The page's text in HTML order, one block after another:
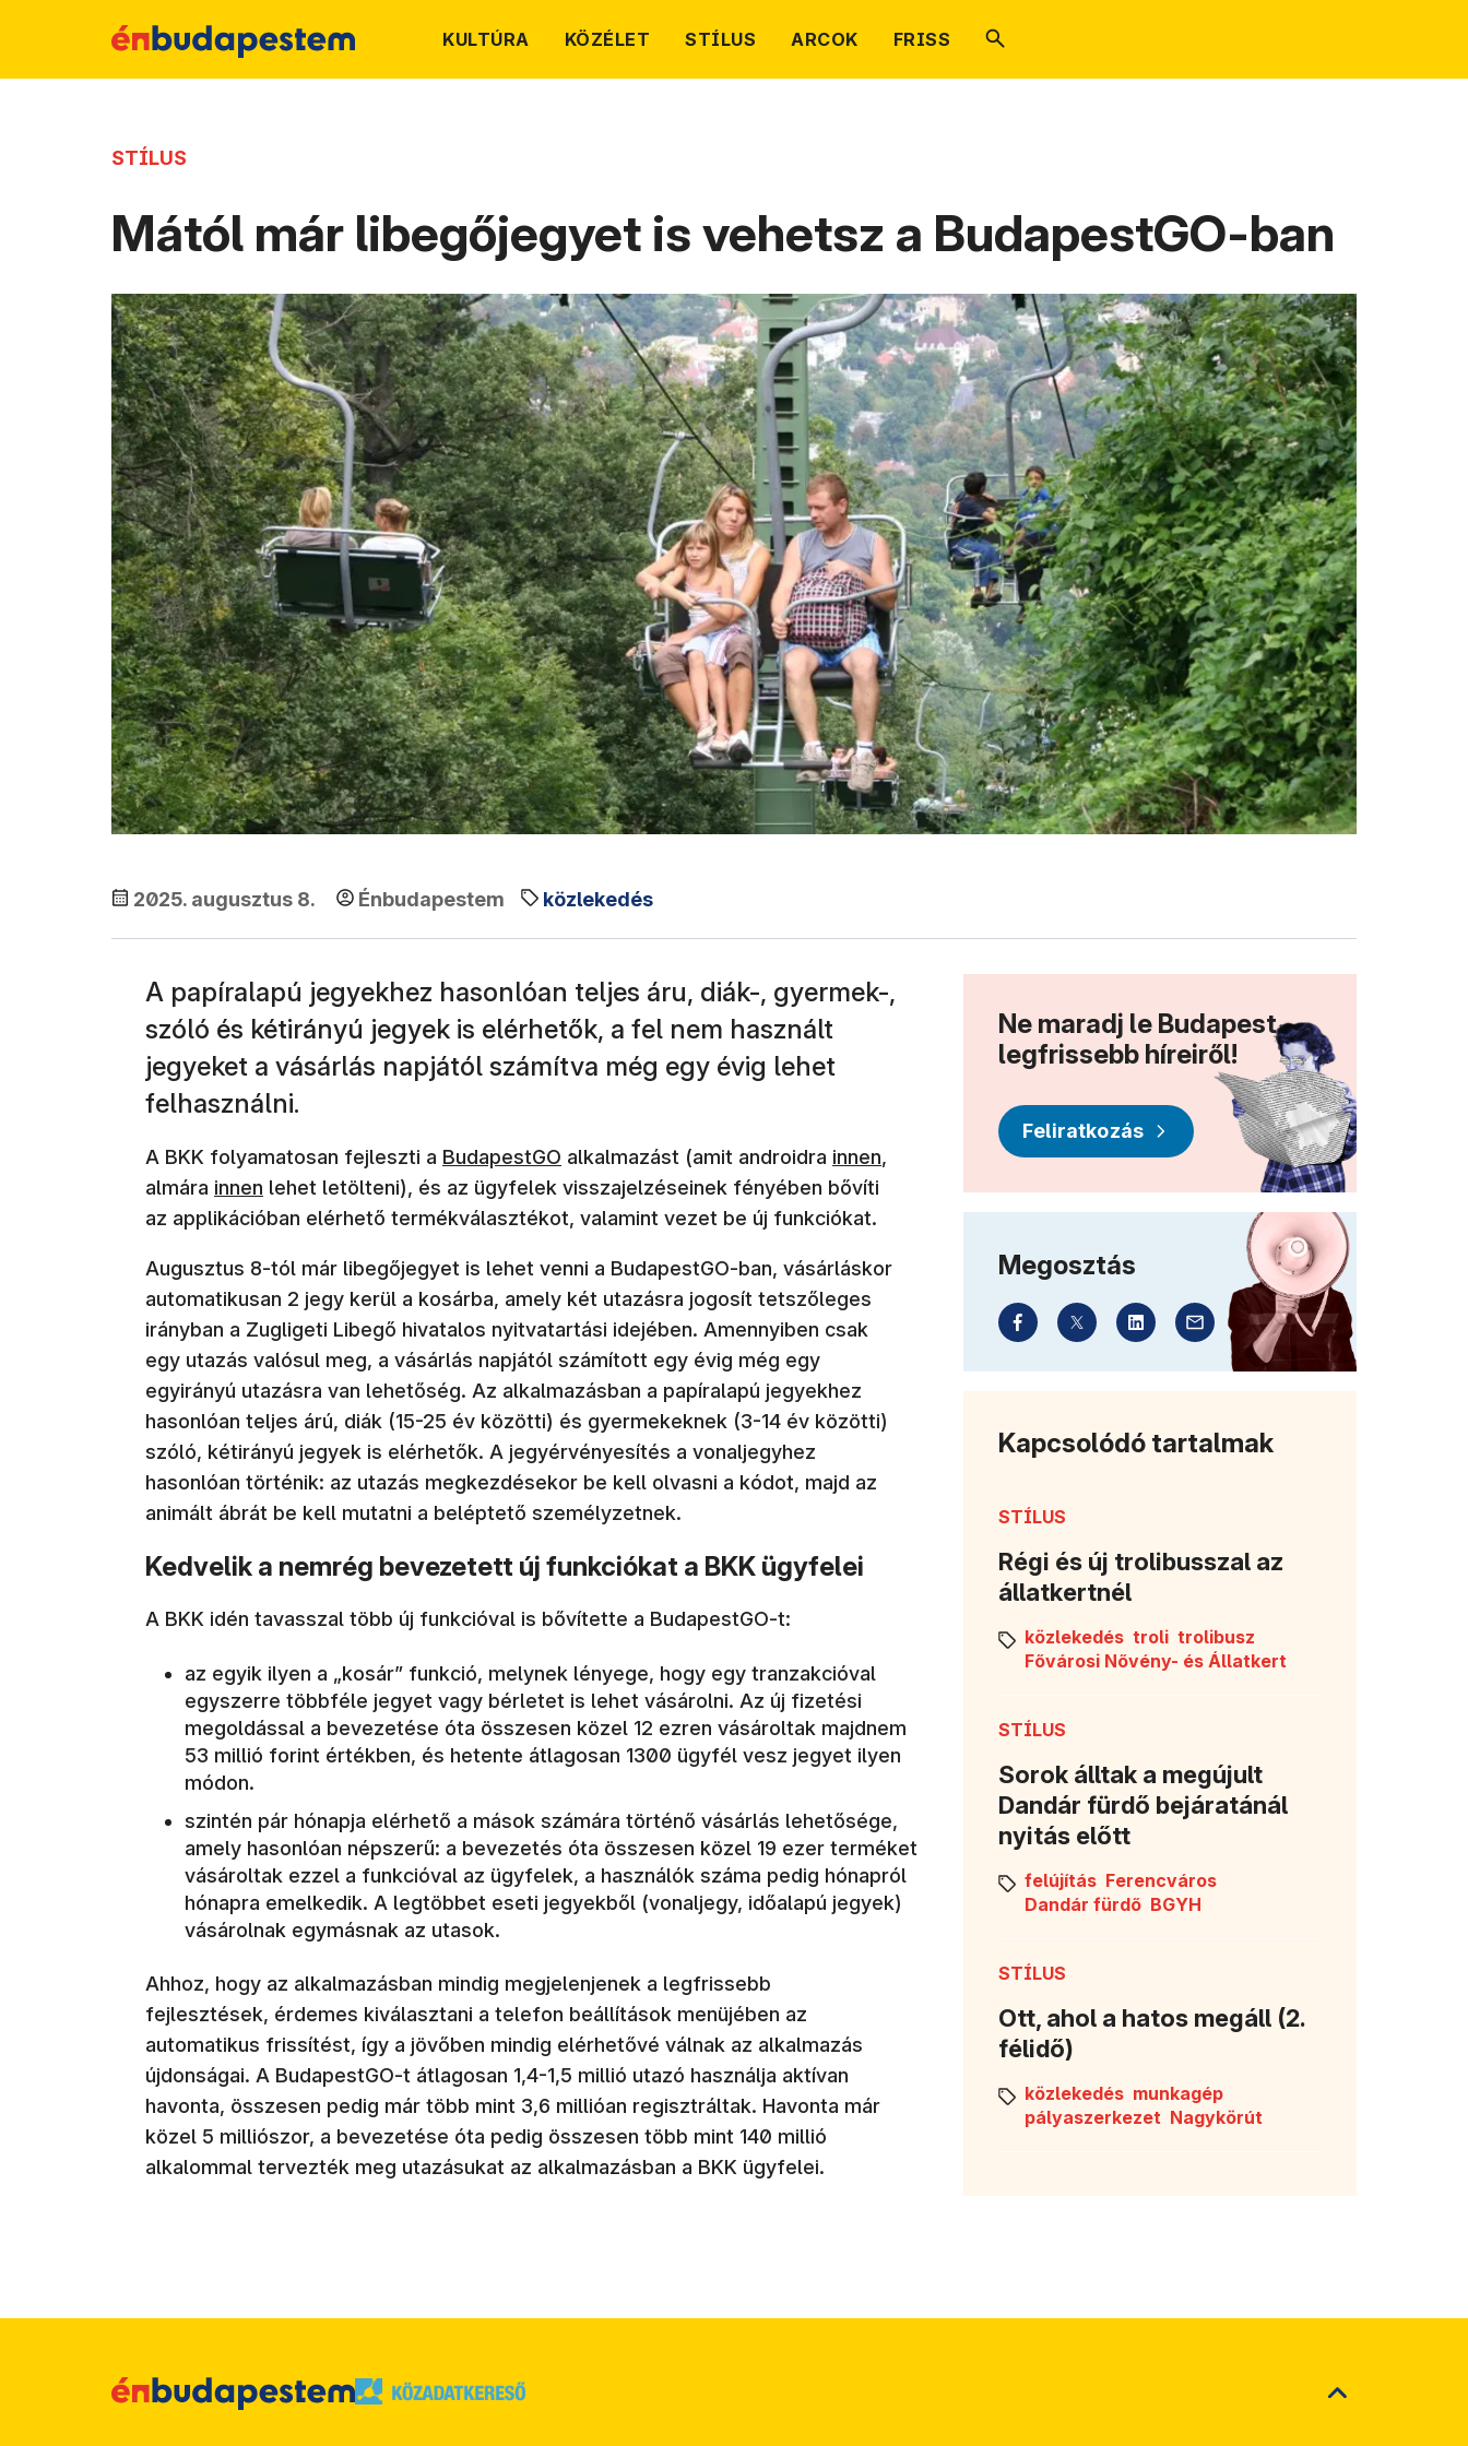
KULTÚRA KÖZÉLET STÍLUS ARCOK FRISS
STÍLUS
Mától már libegőjegyet is vehetsz a BudapestGO-ban
2025. augusztus 8. Énbudapestem közlekedés
A papíralapú jegyekhez hasonlóan teljes áru, diák-, gyermek-,
szóló és kétirányú jegyek is elérhetők, a fel nem használt
jegyeket a vásárlás napjától számítva még egy évig lehet
felhasználni.
A BKK folyamatosan fejleszti a (új ablakban nyílik meg)
BudapestGO alkalmazást (amit androidra (új ablakban nyílik meg)
innen,
almára (új ablakban nyílik meg)
innen lehet letölteni), és az ügyfelek visszajelzéseinek fényében bővíti
az applikációban elérhető termékválasztékot, valamint vezet be új funkciókat.
Augusztus 8-tól már libegőjegyet is lehet venni a BudapestGO-ban, vásárláskor
automatikusan 2 jegy kerül a kosárba, amely két utazásra jogosít tetszőleges
irányban a Zugligeti Libegő hivatalos nyitvatartási idejében. Amennyiben csak
egy utazás valósul meg, a vásárlás napjától számított egy évig még egy
egyirányú utazásra van lehetőség. Az alkalmazásban a papíralapú jegyekhez
hasonlóan teljes árú, diák (15-25 év közötti) és gyermekeknek (3-14 év közötti)
szóló, kétirányú jegyek is elérhetők. A jegyérvényesítés a vonaljegyhez
hasonlóan történik: az utazás megkezdésekor be kell olvasni a kódot, majd az
animált ábrát be kell mutatni a beléptető személyzetnek.
Kedvelik a nemrég bevezetett új funkciókat a BKK ügyfelei
A BKK idén tavasszal több új funkcióval is bővítette a BudapestGO-t:
az egyik ilyen a „kosár” funkció, melynek lényege, hogy egy tranzakcióval
egyszerre többféle jegyet vagy bérletet is lehet vásárolni. Az új fizetési
megoldással a bevezetése óta összesen közel 12 ezren vásároltak majdnem
53 millió forint értékben, és hetente átlagosan 1300 ügyfél vesz jegyet ilyen
módon.
szintén pár hónapja elérhető a mások számára történő vásárlás lehetősége,
amely hasonlóan népszerű: a bevezetés óta összesen közel 19 ezer terméket
vásároltak ezzel a funkcióval az ügyfelek, a használók száma pedig hónapról
hónapra emelkedik. A legtöbbet eseti jegyekből (vonaljegy, időalapú jegyek)
vásárolnak egymásnak az utasok.
Ahhoz, hogy az alkalmazásban mindig megjelenjenek a legfrissebb
fejlesztések, érdemes kiválasztani a telefon beállítások menüjében az
automatikus frissítést, így a jövőben mindig elérhetővé válnak az alkalmazás
újdonságai. A BudapestGO-t átlagosan 1,4-1,5 millió utazó használja aktívan
havonta, összesen pedig már több mint 3,6 millióan regisztráltak. Havonta már
közel 5 milliószor, a bevezetése óta pedig összesen több mint 140 millió
alkalommal tervezték meg utazásukat az alkalmazásban a BKK ügyfelei.
Ne maradj le Budapest
legfrissebb híreiről!
Feliratkozás
Megosztás
Kapcsolódó tartalmak
STÍLUS
Régi és új trolibusszal az
állatkertnél
közlekedés troli trolibusz
Fővárosi Nővény- és Állatkert
STÍLUS
Sorok álltak a megújult
Dandár fürdő bejáratánál
nyitás előtt
felújítás Ferencváros
Dandár fürdő BGYH
STÍLUS
Ott, ahol a hatos megáll (2.
félidő)
közlekedés munkagép
pályaszerkezet Nagykörút